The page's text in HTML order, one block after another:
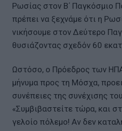
Ρωσίας στον Β΄ Παγκόσμιο
πρέπει να ξεχνάμε ότι η
νικήσουμε στον Δεύτερο
θυσιάζοντας σχεδόν 60
Ωστόσο, ο Πρόεδρος των
μήνυμα προς τη Μόσχα,
συνέπειες της συνέχισης
«Συμβιβαστείτε τώρα, και
γελοίο πόλεμο! Αν δεν